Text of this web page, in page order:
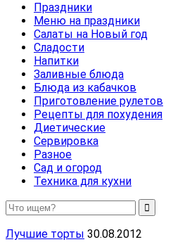
Праздники
Меню на праздники
Салаты на Новый год
Сладости
Напитки
Заливные блюда
Блюда из кабачков
Приготовление рулетов
Рецепты для похудения
Диетические
Сервировка
Разное
Сад и огород
Техника для кухни
Лучшие торты 30.08.2012